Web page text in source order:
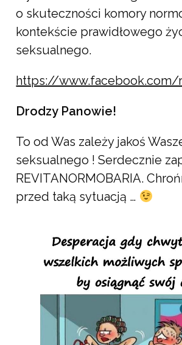
o skuteczności komory
kontekście prawidłowego
seksualnego.
https://www.facebook.com/
Drodzy Panowie!
To od Was zależy jakoś
seksualnego ! Serdecznie
REVITANORMOBARIA.
przed taką sytuacją …